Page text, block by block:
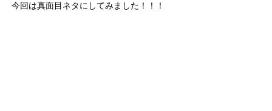
今回は真面目ネタにしてみました！！！